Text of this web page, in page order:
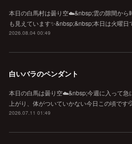
本日の白馬村は曇り空☁️&nbsp;雲の隙間から
も見えています✨&nbsp;&nbsp;本日は火曜
2026.08.04 00:49
白いバラのペンダント
本日の白馬は曇り空☁️&nbsp;今週に入って急
上がり、体がついていかない今日この頃です
2026.07.11 01:49